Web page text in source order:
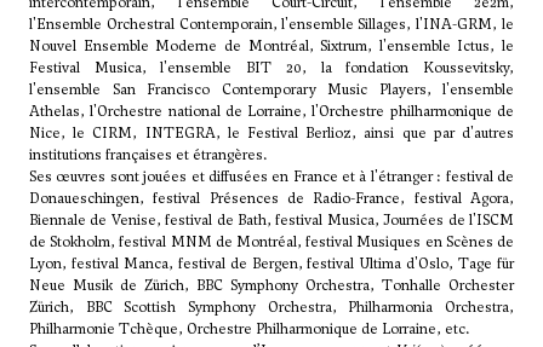
l'Ensemble Orchestral Contemporain, l'ensemble Sillages, l'INA-GRM, le
Nouvel Ensemble Moderne de Montréal, Sixtrum, l'ensemble Ictus, le
Festival Musica, l'ensemble BIT 20, la fondation Koussevitsky,
l'ensemble San Francisco Contemporary Music Players, l'ensemble
Athelas, l'Orchestre national de Lorraine, l'Orchestre philharmonique de
Nice, le CIRM, INTEGRA, le Festival Berlioz, ainsi que par d'autres
institutions françaises et étrangères.
Ses œuvres sont jouées et diffusées en France et à l'étranger : festival de
Donaueschingen, festival Présences de Radio-France, festival Agora,
Biennale de Venise, festival de Bath, festival Musica, Journées de l'ISCM
de Stokholm, festival MNM de Montréal, festival Musiques en Scènes de
Lyon, festival Manca, festival de Bergen, festival Ultima d'Oslo, Tage für
Neue Musik de Zürich, BBC Symphony Orchestra, Tonhalle Orchester
Zürich, BBC Scottish Symphony Orchestra, Philharmonia Orchestra,
Philharmonie Tchèque, Orchestre Philharmonique de Lorraine, etc.